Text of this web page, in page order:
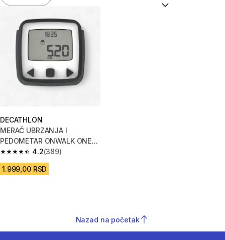
DECATHLON
MERAČ UBRZANJA I
PEDOMETAR ONWALK ONE
PLUS
4.2
4.2 od 5 zvezdica from 389 Recenzije
(389)
1.999,00 RSD
Nazad na početak